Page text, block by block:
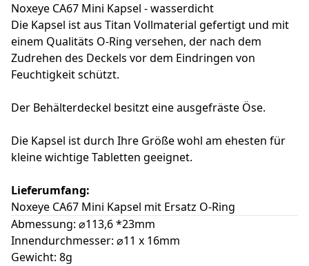
Noxeye CA67 Mini Kapsel - wasserdicht
Die Kapsel ist aus Titan Vollmaterial gefertigt und mit
einem Qualitäts O-Ring versehen, der nach dem
Zudrehen des Deckels vor dem Eindringen von
Feuchtigkeit schützt.
Der Behälterdeckel besitzt eine ausgefräste Öse.
Die Kapsel ist durch Ihre Größe wohl am ehesten für
kleine wichtige Tabletten geeignet.
Lieferumfang:
Noxeye CA67 Mini Kapsel mit Ersatz O-Ring
Abmessung: ⌀113,6 *23mm
Innendurchmesser: ⌀11 x 16mm
Gewicht: 8g